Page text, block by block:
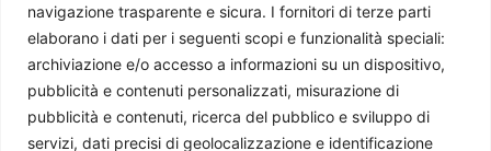
navigazione trasparente e sicura. I fornitori di terze parti
elaborano i dati per i seguenti scopi e funzionalità speciali:
archiviazione e/o accesso a informazioni su un dispositivo,
pubblicità e contenuti personalizzati, misurazione di
pubblicità e contenuti, ricerca del pubblico e sviluppo di
servizi, dati precisi di geolocalizzazione e identificazione
Moldavia, la grande vittoria di Maia Sandu